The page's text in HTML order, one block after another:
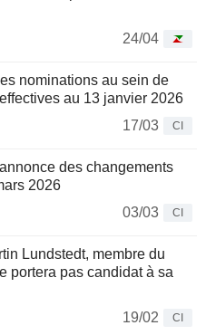
24/04
nominations au sein de
au 13 janvier 2026
17/03
CI
des changements
2026
03/03
CI
Lundstedt, membre du
portera pas candidat à sa
19/02
CI